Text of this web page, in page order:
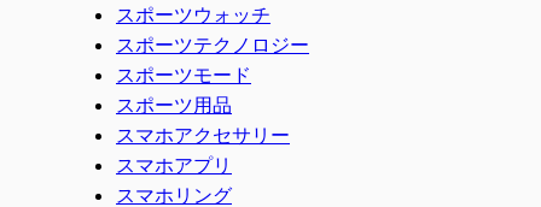
スポーツウォッチ
スポーツテクノロジー
スポーツモード
スポーツ用品
スマホアクセサリー
スマホアプリ
スマホリング